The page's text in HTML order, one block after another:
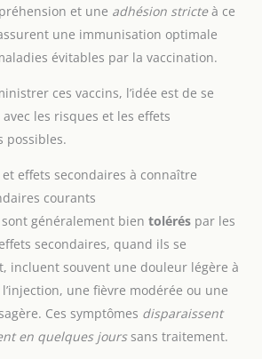
et une adhésion stricteà ce
une immunisation optimale
évitables par la vaccination.
ces vaccins, l’idée est de se
les risques et les effets
possibles.
effets secondaires à connaître
courants
sont généralement bien tolérés par les
secondaires, quand ils se
incluent souvent une douleur légère à
l’injection, une fièvre modérée ou une
Ces symptômes disparaissent
en quelques jourssans traitement.